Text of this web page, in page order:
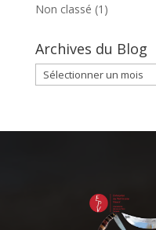
Non classé (1)
Archives du Blog
Archives
du